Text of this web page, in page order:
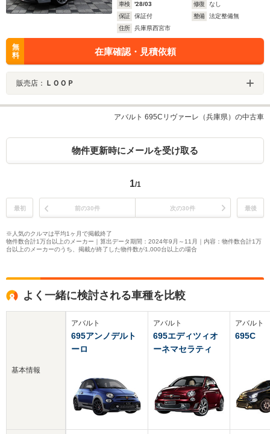
車検
'28/03 修復
なし
保証
保証付 整備
法定整備無
住所
兵庫県西宮市
無
料
在庫確認・見積依頼
販売店： ＬＯＯＰ
アバルト 695Cリヴァーレ（兵庫県）の中古車
物件更新時にメールを受け取る
1/1
最初 前の30件 次の30件 最後
※人気のクルマは平均1ヶ月で掲載終了
物件数合計1万台以上のメーカー｜算出データ期間：2024年9月～11月｜内容：物件数合計1万
台以上のメーカーのうち、掲載が終了した物件数が1,000台以上の場合
よく一緒に検討される車種を比較
基本情報
アバルト
695アンノデルト
ーロ
アバルト
695エディツィオ
ーネマセラティ
アバルト
695C